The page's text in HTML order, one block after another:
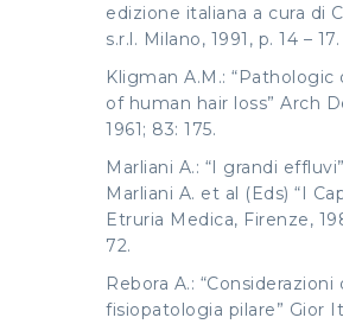
edizione italiana a cura di
s.r.l. Milano, 1991, p. 14 – 17.
Kligman A.M.: “Pathologic
of human hair loss” Arch
1961; 83: 175.
Marliani A.: “I grandi
Marliani A. et al (Eds) “I
Etruria Medica, Firenze,
72.
Rebora A.: “Considerazioni
fisiopatologia pilare” Gior